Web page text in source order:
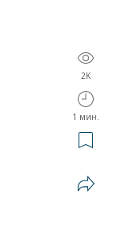
2K
1 мин.